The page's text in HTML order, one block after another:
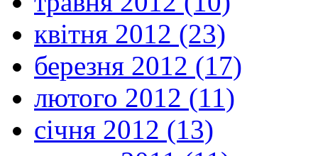
квітня 2012 (23)
березня 2012 (17)
лютого 2012 (11)
січня 2012 (13)